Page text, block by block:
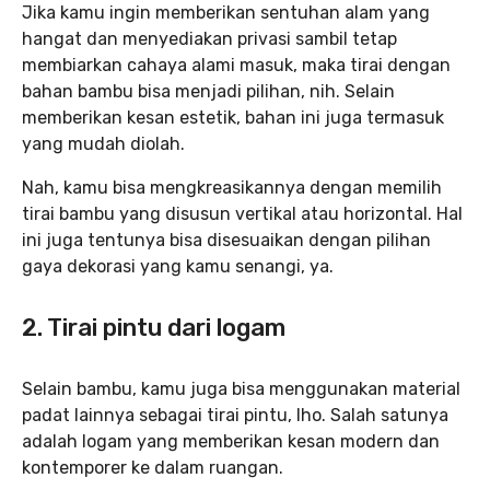
Jika kamu ingin memberikan sentuhan alam yang
hangat dan menyediakan privasi sambil tetap
membiarkan cahaya alami masuk, maka tirai dengan
bahan bambu bisa menjadi pilihan, nih. Selain
memberikan kesan estetik, bahan ini juga termasuk
yang mudah diolah.
Nah, kamu bisa mengkreasikannya dengan memilih
tirai bambu yang disusun vertikal atau horizontal. Hal
ini juga tentunya bisa disesuaikan dengan pilihan
gaya dekorasi yang kamu senangi, ya.
2. Tirai pintu dari logam
Selain bambu, kamu juga bisa menggunakan material
padat lainnya sebagai tirai pintu, lho. Salah satunya
adalah logam yang memberikan kesan modern dan
kontemporer ke dalam ruangan.